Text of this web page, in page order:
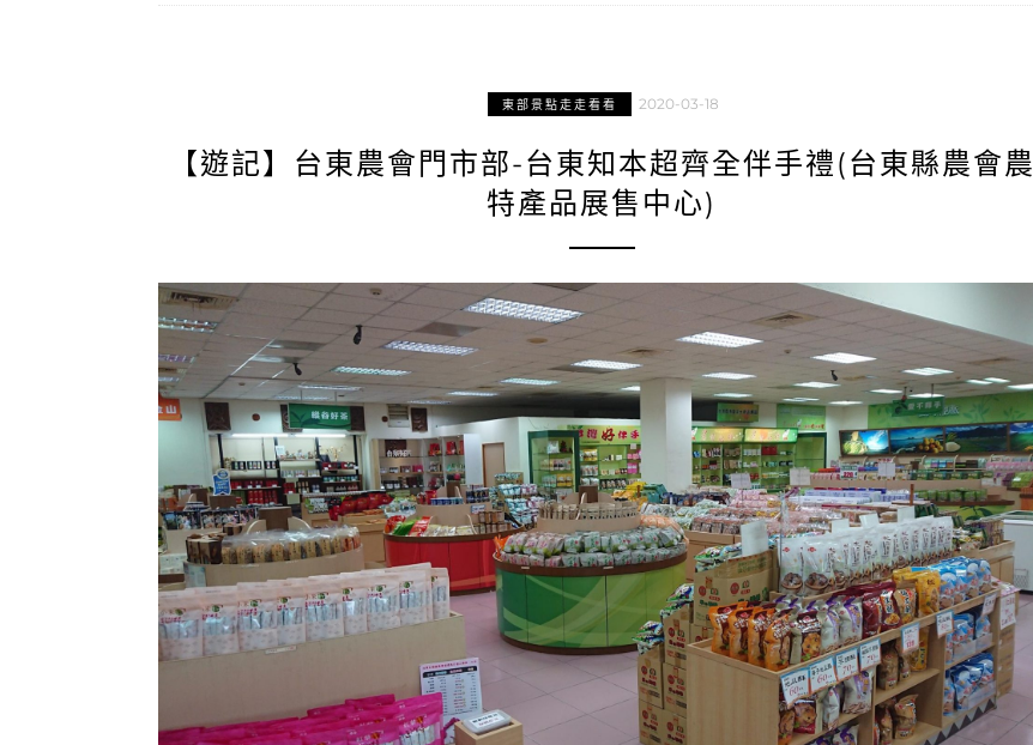
東部景點走走看看 2020-03-18
【遊記】台東農會門市部-台東知本超齊全伴手禮(台東縣農會農
特產品展售中心)